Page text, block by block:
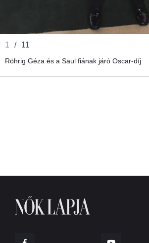
1 / 11
Röhrig Géza és a Saul fiának járó Oscar-díj